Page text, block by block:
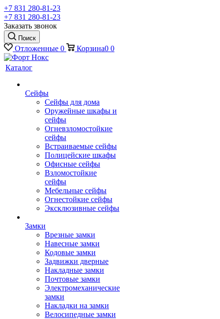
+7 831 280-81-23
+7 831 280-81-23
Заказать звонок
Поиск
Отложенные 0 Корзина0 0
Каталог
Сейфы
Сейфы для дома
Оружейные шкафы и
сейфы
Огневзломостойкие
сейфы
Встраиваемые сейфы
Полицейские шкафы
Офисные сейфы
Взломостойкие
сейфы
Мебельные сейфы
Огнестойкие сейфы
Эксклюзивные сейфы
Замки
Врезные замки
Навесные замки
Кодовые замки
Задвижки дверные
Накладные замки
Почтовые замки
Электромеханические
замки
Накладки на замки
Велосипедные замки